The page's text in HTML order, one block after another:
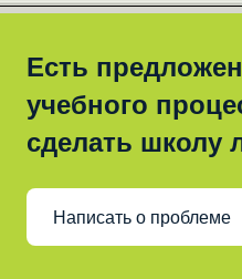
Есть
учебного
сделать школу
Написать о проблеме